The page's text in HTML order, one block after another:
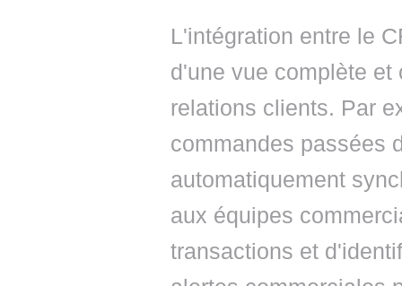
L'intégration entre le
d'une vue complète
relations clients. Par
commandes passées
automatiquement
aux équipes
transactions et